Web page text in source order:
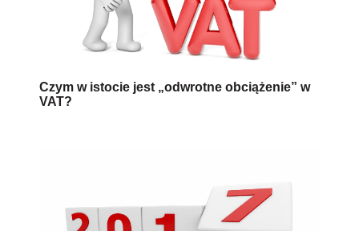
Czym w istocie jest „odwrotne obciążenie” w
VAT?